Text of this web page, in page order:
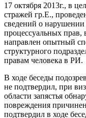
17 октября 2013г., в
стражей гр.Е.,
сведений о
процессуальных
направлен опытный
структурного
правам человека в РИ.
В ходе беседы
не подтвердил, при
области запястья
повреждения
подтвердил в ходе